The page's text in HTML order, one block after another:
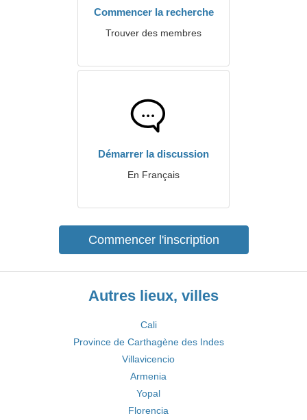
Commencer la recherche
Trouver des membres
Démarrer la discussion
En Français
Commencer l'inscription
Autres lieux, villes
Cali
Province de Carthagène des Indes
Villavicencio
Armenia
Yopal
Florencia